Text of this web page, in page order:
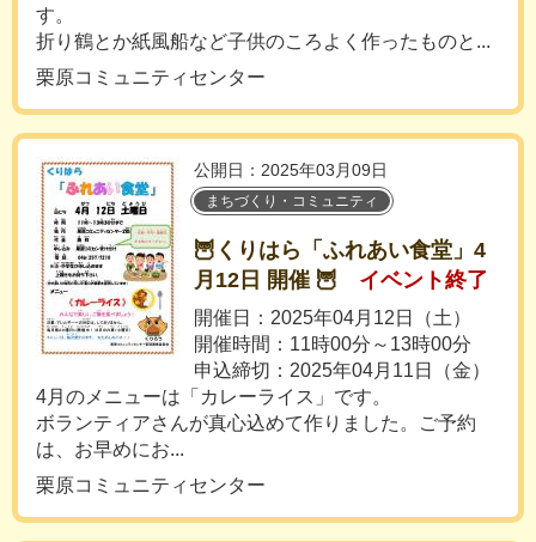
す。
折り鶴とか紙風船など子供のころよく作ったものと...
栗原コミュニティセンター
公開日：2025年03月09日
まちづくり・コミュニティ
🦉くりはら「ふれあい食堂」4
月12日 開催 🦉
イベント終了
開催日：2025年04月12日（土）
開催時間：11時00分～13時00分
申込締切：2025年04月11日（金）
4月のメニューは「カレーライス」です。
ボランティアさんが真心込めて作りました。ご予約
は、お早めにお...
栗原コミュニティセンター